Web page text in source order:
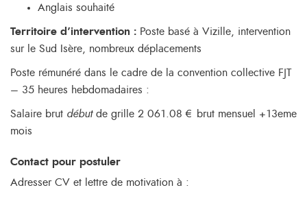
Anglais souhaité
Territoire d’intervention : Poste basé à Vizille, intervention
sur le Sud Isère, nombreux déplacements
Poste rémunéré dans le cadre de la convention collective FJT
– 35 heures hebdomadaires :
Salaire brut début de grille 2 061.08 € brut mensuel +13eme
mois
Contact pour postuler
Adresser CV et lettre de motivation à :